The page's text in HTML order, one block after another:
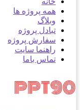
همه پروژه ها
وبلاگ
تبادل پروژه
سفارش پروژه
راهنما سایت
تماس باما